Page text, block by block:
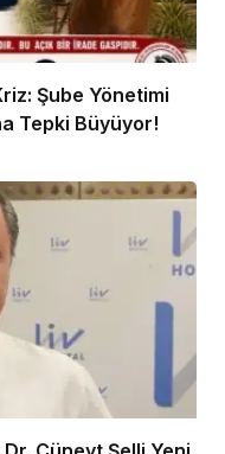
Şube Yönetimi
Tepki Büyüyor!